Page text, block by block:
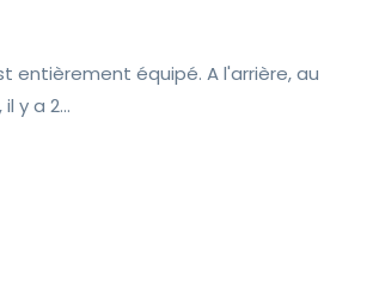
entièrement équipé. A l'arrière, au
y a 2...